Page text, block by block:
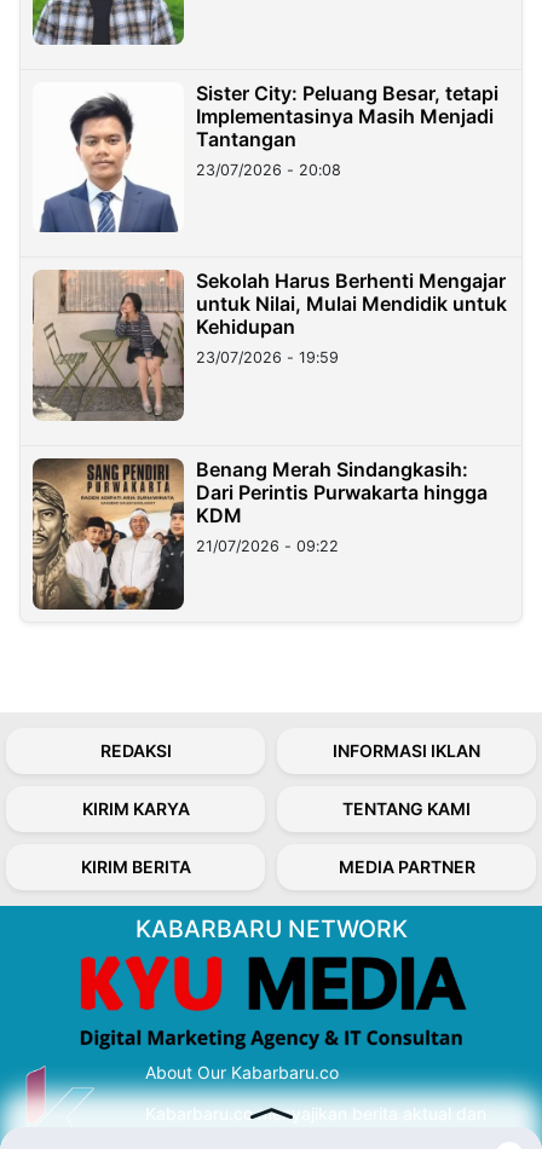
Sister City: Peluang Besar, tetapi
Implementasinya Masih Menjadi
Tantangan
23/07/2026 - 20:08
Sekolah Harus Berhenti Mengajar
untuk Nilai, Mulai Mendidik untuk
Kehidupan
23/07/2026 - 19:59
Benang Merah Sindangkasih:
Dari Perintis Purwakarta hingga
KDM
21/07/2026 - 09:22
REDAKSI INFORMASI IKLAN
KIRIM KARYA TENTANG KAMI
KIRIM BERITA MEDIA PARTNER
KABARBARU NETWORK
About Our Kabarbaru.co
Kabarbaru.co menyajikan berita aktual dan